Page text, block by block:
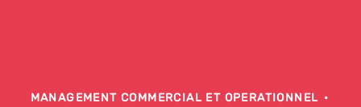
MANAGEMENT COMMERCIAL ET OPERATIONNEL ·